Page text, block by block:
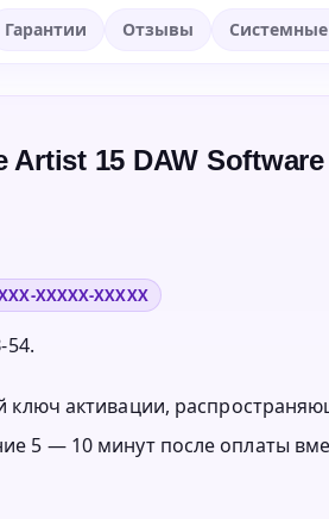
Гарантии Отзывы
Artist 15 DAW
XXXXX-XXXXX
54.
активации,
5 — 10 минут после оплаты